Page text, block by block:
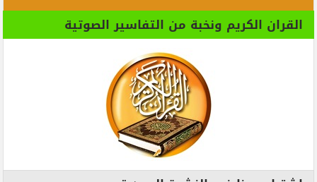
القران الكريم ونخبة من التفاسير الصوتية